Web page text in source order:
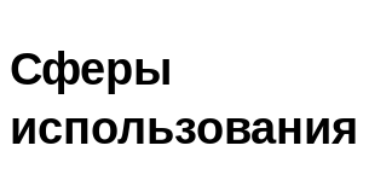
Сферы
использования